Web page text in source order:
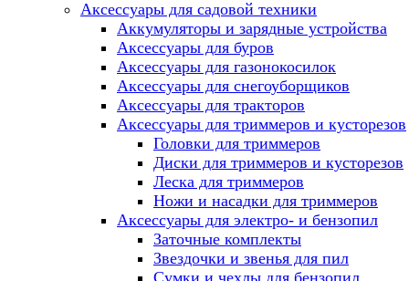
Аксессуары для садовой техники
Аккумуляторы и зарядные устройства
Аксессуары для буров
Аксессуары для газонокосилок
Аксессуары для снегоуборщиков
Аксессуары для тракторов
Аксессуары для триммеров и кусторезов
Головки для триммеров
Диски для триммеров и кусторезов
Леска для триммеров
Ножи и насадки для триммеров
Аксессуары для электро- и бензопил
Заточные комплекты
Звездочки и звенья для пил
Сумки и чехлы для бензопил